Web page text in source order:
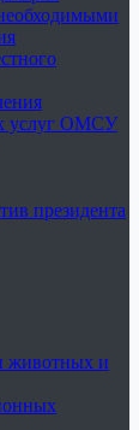
услуг ОМСУ
президента
животных и